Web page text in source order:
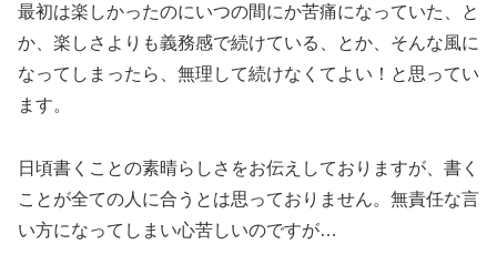
最初は楽しかったのにいつの間にか苦痛になっていた、と
か、楽しさよりも義務感で続けている、とか、そんな風に
なってしまったら、無理して続けなくてよい！と思ってい
ます。
日頃書くことの素晴らしさをお伝えしておりますが、書く
ことが全ての人に合うとは思っておりません。無責任な言
い方になってしまい心苦しいのですが…